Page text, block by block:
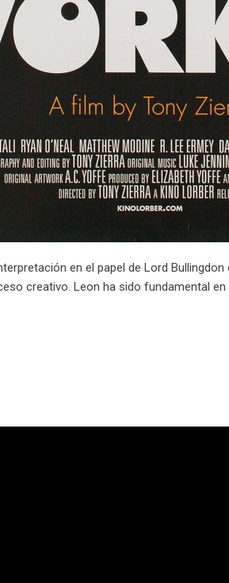
en el papel de Lord Bullingdon
creativo. Leon ha sido fundamental